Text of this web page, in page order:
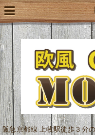
阪急京都線 上牧駅徒歩３分